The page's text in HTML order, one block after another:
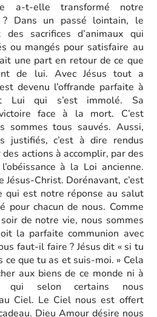
a-t-elle transformé notre
Dans un passé lointain, le
sacrifices d’animaux qui
ou mangés pour satisfaire au
une part en retour de ce que
de lui. Avec Jésus tout a
devenu l’offrande parfaite à
Lui qui s’est immolé. Sa
face à la mort. C’est
sommes tous sauvés. Aussi,
justifiés, c’est à dire rendus
actions à accomplir, par des
à la Loi ancienne.
Jésus-Christ. Dorénavant, c’est
qui est notre réponse au salut
pour chacun de nous. Comme
de notre vie, nous sommes
la parfaite communion avec
faut-il faire ? Jésus dit « si tu
que tu as et suis-moi. » Cela
aux biens de ce monde ni à
qui selon certains nous
Ciel. Le Ciel nous est offert
Dieu Amour désire nous